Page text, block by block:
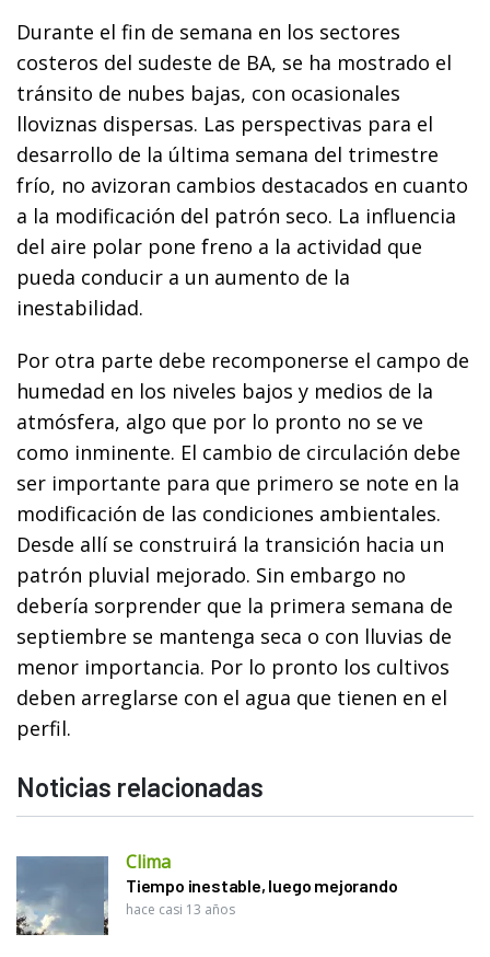
Durante el fin de semana en los sectores
costeros del sudeste de BA, se ha mostrado el
tránsito de nubes bajas, con ocasionales
lloviznas dispersas. Las perspectivas para el
desarrollo de la última semana del trimestre
frío, no avizoran cambios destacados en cuanto
a la modificación del patrón seco. La influencia
del aire polar pone freno a la actividad que
pueda conducir a un aumento de la
inestabilidad.
Por otra parte debe recomponerse el campo de
humedad en los niveles bajos y medios de la
atmósfera, algo que por lo pronto no se ve
como inminente. El cambio de circulación debe
ser importante para que primero se note en la
modificación de las condiciones ambientales.
Desde allí se construirá la transición hacia un
patrón pluvial mejorado. Sin embargo no
debería sorprender que la primera semana de
septiembre se mantenga seca o con lluvias de
menor importancia. Por lo pronto los cultivos
deben arreglarse con el agua que tienen en el
perfil.
Noticias relacionadas
Clima
Tiempo inestable, luego mejorando
hace casi 13 años